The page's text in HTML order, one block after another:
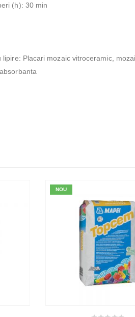
(h): 30 min
Placari mozaic vitroceramic,
NOU